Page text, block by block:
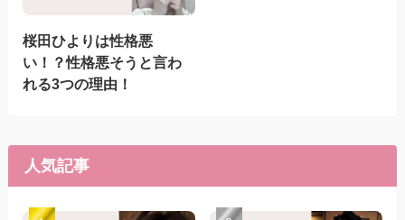
桜田ひよりは性格悪
い！？性格悪そうと言わ
れる3つの理由！
人気記事